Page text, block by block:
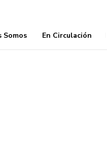
Somos En Circulación